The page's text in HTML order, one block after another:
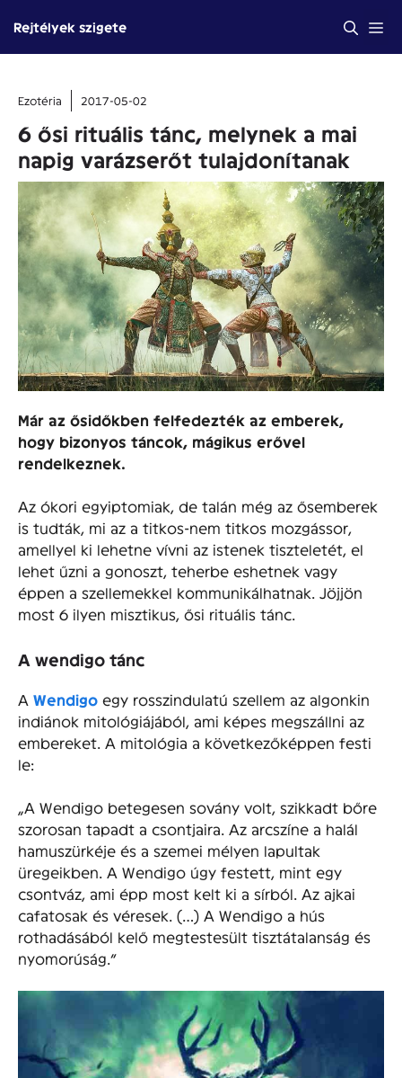
tartalomba
Rejtélyek szigete
Ezotéria 2017-05-02
6 ősi rituális tánc, melynek a mai
napig varázserőt tulajdonítanak
Már az ősidőkben felfedezték az emberek,
hogy bizonyos táncok, mágikus erővel
rendelkeznek.
Az ókori egyiptomiak, de talán még az ősemberek
is tudták, mi az a titkos-nem titkos mozgássor,
amellyel ki lehetne vívni az istenek tiszteletét, el
lehet űzni a gonoszt, teherbe eshetnek vagy
éppen a szellemekkel kommunikálhatnak. Jöjjön
most 6 ilyen misztikus, ősi rituális tánc.
A wendigo tánc
A Wendigo egy rosszindulatú szellem az algonkin
indiánok mitológiájából, ami képes megszállni az
embereket. A mitológia a következőképpen festi
le:
„A Wendigo betegesen sovány volt, szikkadt bőre
szorosan tapadt a csontjaira. Az arcszíne a halál
hamuszürkéje és a szemei mélyen lapultak
üregeikben. A Wendigo úgy festett, mint egy
csontváz, ami épp most kelt ki a sírból. Az ajkai
cafatosak és véresek. (…) A Wendigo a hús
rothadásából kelő megtestesült tisztátalanság és
nyomorúság.”